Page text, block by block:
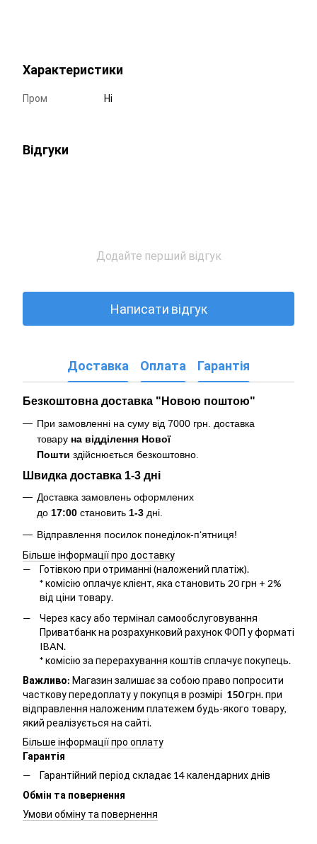
Характеристики
Пром Ні
Відгуки
Додайте перший відгук
Написати відгук
Доставка Оплата Гарантія
Безкоштовна доставка "Новою поштою"
При замовленні на суму від 7000 грн. доставка
товару на відділення Нової
Пошти здійснюється безкоштовно
Швидка доставка 1-3 дні
Доставка замовлень оформлених
до 17:00 становить 1-3 дні.
Відправлення посилок понеділок-п‘ятниця!
Більше інформації про доставку
Готівкою при отриманні (наложений платіж).
*комісію оплачує клієнт, яка становить 20 грн + 2%
від ціни товару.
Через касу або термінал самообслуговування
Приватбанк на розрахунковий рахунок ФОП у форматі
IBAN.
*комісію за перерахування коштів сплачує покупець.
Важливо: Магазин залишає за собою право попросити
часткову передоплату у покупця в розмірі 150грн. при
відправлення наложеним платежем будь-якого товару,
який реалізується на сайті.
Більше інформації про оплату
Гарантія
Гарантійний період складає 14 календарних днів
Обмін та повернення
Умови обміну та повернення